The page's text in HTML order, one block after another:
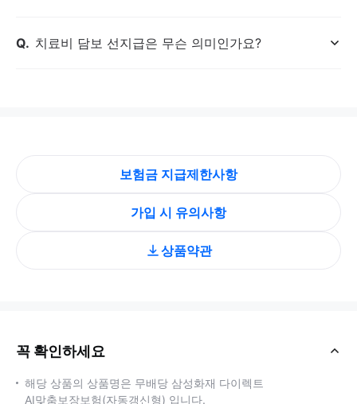
치료비 담보 선지급은 무슨 의미인가요?
보험금 지급제한사항
가입 시 유의사항
상품약관
꼭 확인하세요
해당 상품의 상품명은 무배당 삼성화재 다이렉트
AI맞춤보장보험(자동갱신형) 입니다.